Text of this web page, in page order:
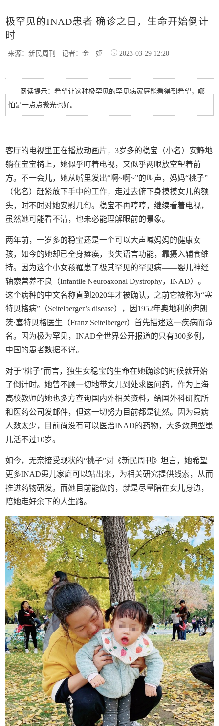
极罕见的INAD患者 确诊之日，生命开始倒计
时
来源：新民周刊记者：金 姬 2023-03-29 12:20
阅读提示：希望让这种极罕见的罕见病家庭能看得到希望，哪
怕是一点点微光也好。
客厅的电视里正在播放动画片，3岁多的稳宝（小名）安静地
躺在宝宝椅上，她似乎盯着电视，又似乎两眼放空望着前
方。不一会儿，她从嘴里发出“啊~啊~”的叫声，妈妈“桃子”
（化名）赶紧放下手中的工作，走过去俯下身摸摸女儿的额
头，时不时对她安慰几句。稳宝不再哼哼，继续看着电视，
虽然她可能看不清，也未必能理解眼前的景象。
两年前，一岁多的稳宝还是一个可以大声喊妈妈的健康女
孩，如今的她却已全身瘫痪，丧失语言功能，靠摄入辅食维
持。因为这个小女孩罹患了极其罕见的罕见病——婴儿神经
轴索营养不良（Infantile Neuroaxonal Dystrophy，INAD）。
这个病种的中文名称直到2020年才被确认，之前它被称为“塞
特贝格病”（Seitelberger’s disease），因1952年奥地利的弗朗
茨·塞特贝格医生（Franz Seitelberger）首先描述这一疾病而命
名。因为极为罕见，INAD全世界公开报道的只有300多例，
中国的患者数据不详。
对于“桃子”而言，独生女稳宝的生命在她确诊的时候就开始
了倒计时。她曾不顾一切地带女儿到处求医问药，作为上海
高校教师的她也多方查询国内外相关资料，给国外科研院所
和医药公司发邮件，但这一切努力目前都是徒然。因为患病
人数太少，目前尚没有可以医治INAD的药物，大多数典型患
儿活不过10岁。
如今，无奈接受现状的“桃子”对《新民周刊》坦言，她希望
更多INAD患儿家庭可以站出来，为相关研究提供线索，从而
推进药物研发。而她目前能做的，就是尽量陪在女儿身边，
陪她走好余下的人生路。